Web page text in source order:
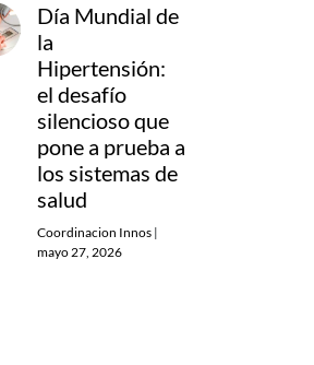
Día Mundial de
la
Hipertensión:
el desafío
silencioso que
pone a prueba a
los sistemas de
salud
Coordinacion Innos |
mayo 27, 2026